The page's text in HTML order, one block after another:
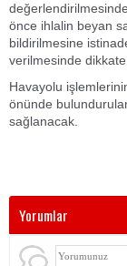
önce ihlalin beyan
bildirilmesine
verilmesinde dikkate
Havayolu
önünde
sağlanacak.
Yorumlar